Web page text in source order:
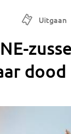
Uitgaan
dood